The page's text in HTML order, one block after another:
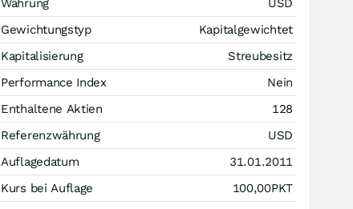
Währung
USD
Gewichtungstyp
Kapitalgewichtet
Kapitalisierung
Streubesitz
Performance Index
Nein
Enthaltene Aktien
128
Referenzwährung
USD
Auflagedatum
31.01.2011
Kurs bei Auflage
100,00PKT